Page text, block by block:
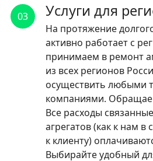
03 Услуги для
На протяжение
активно работает с
принимаем в ремонт
из всех регионов
осуществить любыми
компаниями.
Все расходы
агрегатов (как к нам в
к клиенту)
Выбирайте удобный